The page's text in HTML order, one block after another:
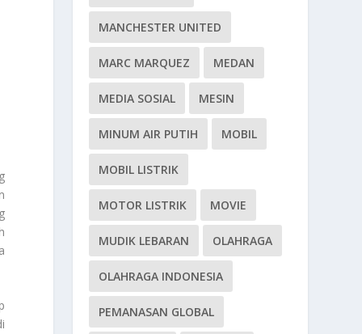
MANCHESTER UNITED
MARC MARQUEZ MEDAN
MEDIA SOSIAL MESIN
MINUM AIR PUTIH MOBIL
MOBIL LISTRIK
MOTOR LISTRIK MOVIE
MUDIK LEBARAN OLAHRAGA
OLAHRAGA INDONESIA
PEMANASAN GLOBAL